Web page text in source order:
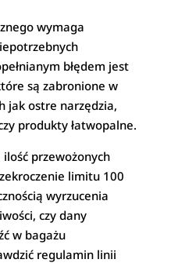
wymaga
błędem jest
są zabronione w
jak ostre narzędzia,
produkty łatwopalne.
przewożonych
limitu 100
wyrzucenia
czy dany
w bagażu
regulamin linii